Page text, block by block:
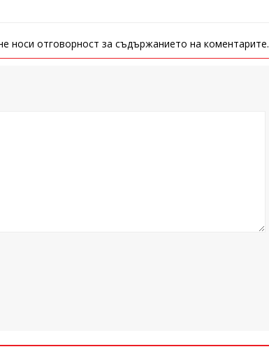
носи отговорност за съдържанието на коментарите.